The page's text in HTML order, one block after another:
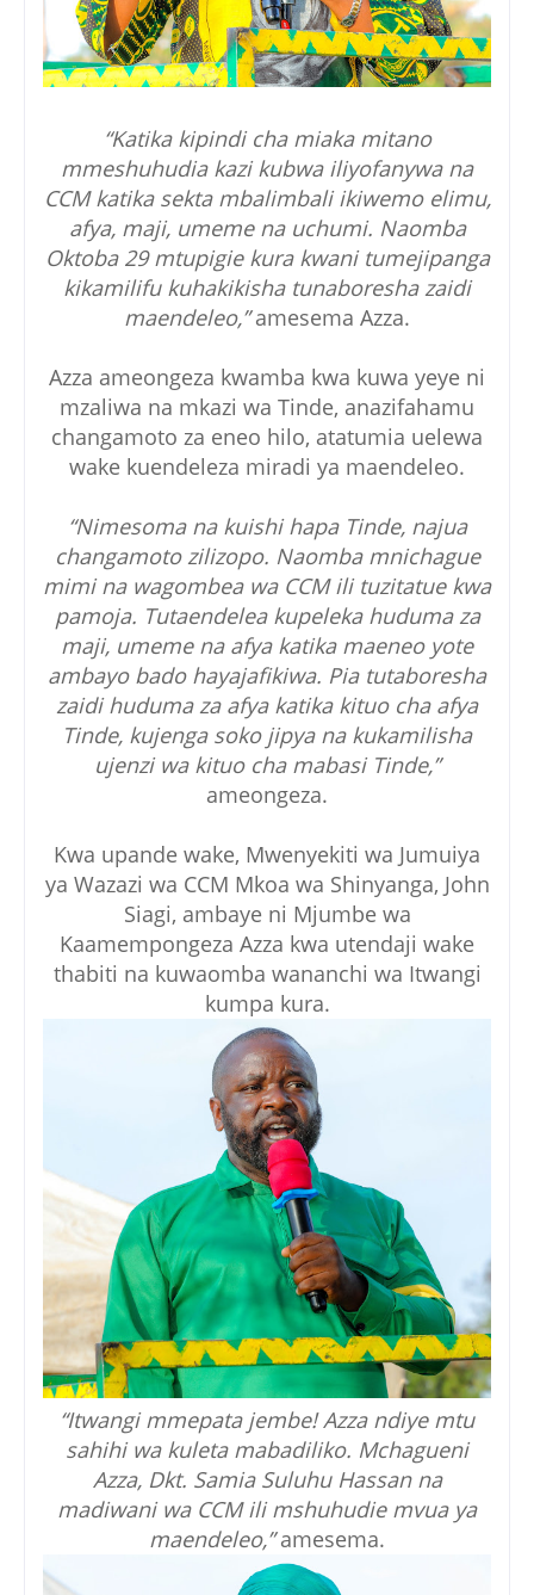
“Katika kipindi cha miaka mitano
mmeshuhudia kazi kubwa iliyofanywa na
CCM katika sekta mbalimbali ikiwemo elimu,
afya, maji, umeme na uchumi. Naomba
Oktoba 29 mtupigie kura kwani tumejipanga
kikamilifu kuhakikisha tunaboresha zaidi
maendeleo,”amesema Azza.
Azza ameongeza kwamba kwa kuwa yeye ni
mzaliwa na mkazi wa Tinde, anazifahamu
changamoto za eneo hilo, atatumia uelewa
wake kuendeleza miradi ya maendeleo.
“Nimesoma na kuishi hapa Tinde, najua
changamoto zilizopo. Naomba mnichague
mimi na wagombea wa CCM ili tuzitatue kwa
pamoja. Tutaendelea kupeleka huduma za
maji, umeme na afya katika maeneo yote
ambayo bado hayajafikiwa. Pia tutaboresha
zaidi huduma za afya katika kituo cha afya
Tinde, kujenga soko jipya na kukamilisha
ujenzi wa kituo cha mabasi Tinde,”
ameongeza.
Kwa upande wake, Mwenyekiti wa Jumuiya
ya Wazazi wa CCM Mkoa wa Shinyanga, John
Siagi, ambaye ni Mjumbe wa
Kaamempongeza Azza kwa utendaji wake
thabiti na kuwaomba wananchi wa Itwangi
kumpa kura.
“Itwangi mmepata jembe! Azza ndiye mtu
sahihi wa kuleta mabadiliko. Mchagueni
Azza, Dkt. Samia Suluhu Hassan na
madiwani wa CCM ili mshuhudie mvua ya
maendeleo,”amesema.